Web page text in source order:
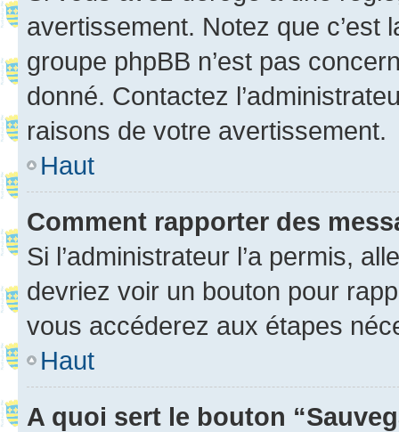
avertissement. Notez que c’est
groupe phpBB n’est pas
donné. Contactez
raisons de votre avertissement.
Haut
Comment rapporter des
Si l’administrateur l’a permis,
devriez voir un bouton pour
vous accéderez aux étapes
Haut
A quoi sert le bouton